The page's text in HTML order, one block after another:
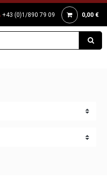
+43 (0)1/890 79 09 0,00 €